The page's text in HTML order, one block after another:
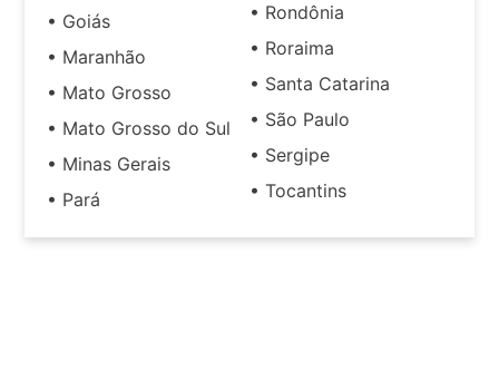
• Goiás
• Maranhão
• Mato Grosso
• Mato Grosso do Sul
• Minas Gerais
• Pará
• Rondônia
• Roraima
• Santa Catarina
• São Paulo
• Sergipe
• Tocantins